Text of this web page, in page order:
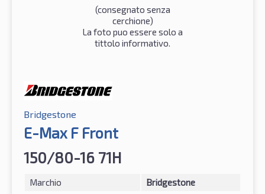
(consegnato senza
cerchione)
La foto puo essere solo a
tittolo informativo.
Bridgestone
E-Max F Front
150/80-16 71H
Marchio
Bridgestone